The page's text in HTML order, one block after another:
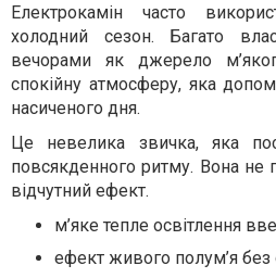
Електрокамін часто
холодний сезон. Багато
вечорами як джерело
спокійну атмосферу, яка
насиченого дня.
Це невелика звичка, яка
повсякденного ритму. Вона не
відчутний ефект.
м’яке тепле освітлення
ефект живого полум’я без